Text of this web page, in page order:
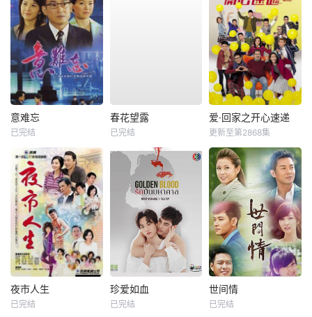
意难忘
已完结
春花望露
已完结
爱·回家之开心速递
更新至第2868集
夜市人生
已完结
珍爱如血
已完结
世间情
已完结